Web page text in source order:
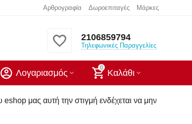
Αρθρογραφία Δωροεπιταγές Μάρκες
2106859794
Τηλεφωνικές Παραγγελίες
0
Καλάθι
Λογαριασμός
στιγμή ενδέχεται να μην υπάρχουν στα